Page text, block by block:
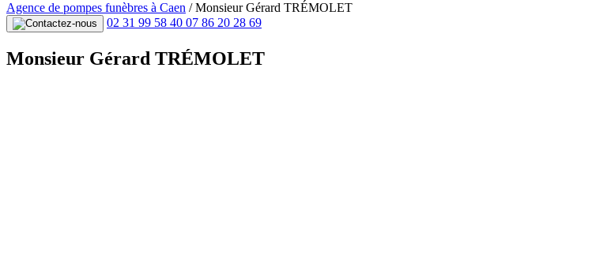
Agence de pompes funèbres à Caen /Monsieur Gérard TRÉMOLET
02 31 99 58 40 07 86 20 28 69
Monsieur Gérard TRÉMOLET